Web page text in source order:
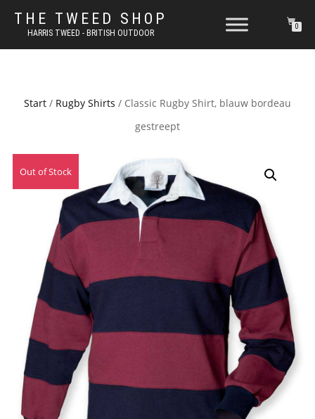
THE TWEED SHOP
HARRIS TWEED - BRITISH OUTDOOR
0
Start / Rugby Shirts / Classic Rugby Shirt, blauw bordeau
gestreept
Out of Stock